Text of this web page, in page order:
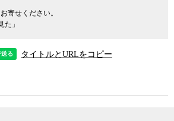
寄せください。
」
タイトルとURLをコピー